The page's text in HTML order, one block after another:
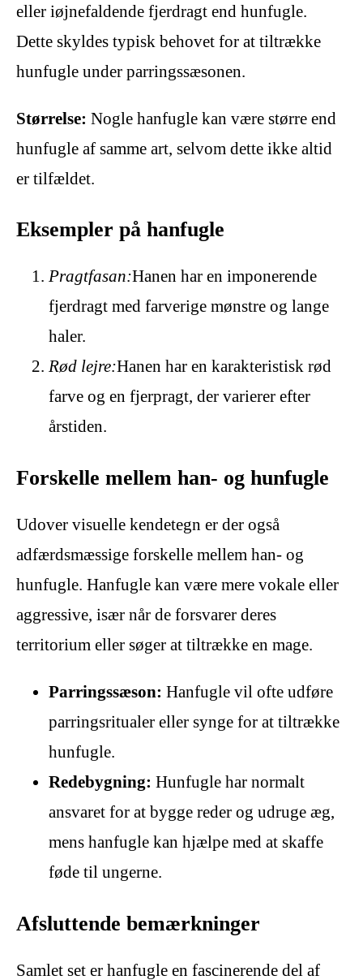
eller iøjnefaldende fjerdragt end hunfugle.
Dette skyldes typisk behovet for at tiltrække
hunfugle under parringssæsonen.
Størrelse: Nogle hanfugle kan være større end
hunfugle af samme art, selvom dette ikke altid
er tilfældet.
Eksempler på hanfugle
Pragtfasan:Hanen har en imponerende
fjerdragt med farverige mønstre og lange
haler.
Rød lejre:Hanen har en karakteristisk rød
farve og en fjerpragt, der varierer efter
årstiden.
Forskelle mellem han- og hunfugle
Udover visuelle kendetegn er der også
adfærdsmæssige forskelle mellem han- og
hunfugle. Hanfugle kan være mere vokale eller
aggressive, især når de forsvarer deres
territorium eller søger at tiltrække en mage.
Parringssæson: Hanfugle vil ofte udføre
parringsritualer eller synge for at tiltrække
hunfugle.
Redebygning: Hunfugle har normalt
ansvaret for at bygge reder og udruge æg,
mens hanfugle kan hjælpe med at skaffe
føde til ungerne.
Afsluttende bemærkninger
Samlet set er hanfugle en fascinerende del af